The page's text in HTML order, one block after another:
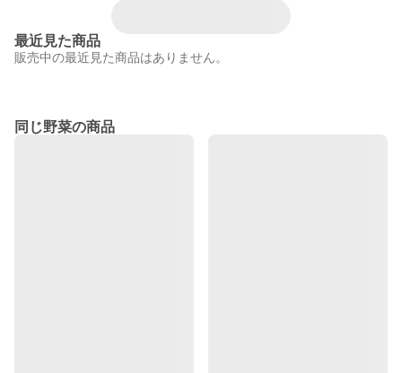
最近見た商品
販売中の最近見た商品はありません。
同じ野菜の商品